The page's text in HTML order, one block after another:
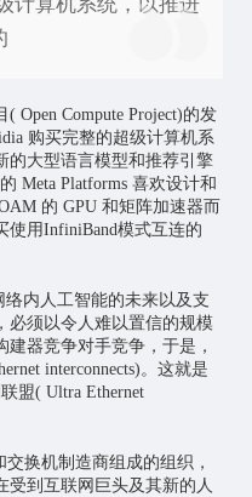
计算机系统，以推进
Open Compute Project)的发
购买完整的超级计算机系
的大型语言模型和推荐引擎
Meta Platforms 喜欢设计和
的 GPU 和矩阵加速器而
使用InfiniBand模式互连的
络内人工智能的未来以及支
必须以令人难以置信的规模
器竞争对手竞争，于是，
interconnects)。这就是
盟( Ultra Ethernet
换机制造商组成的组织，
受到互联网巨头及其新的人